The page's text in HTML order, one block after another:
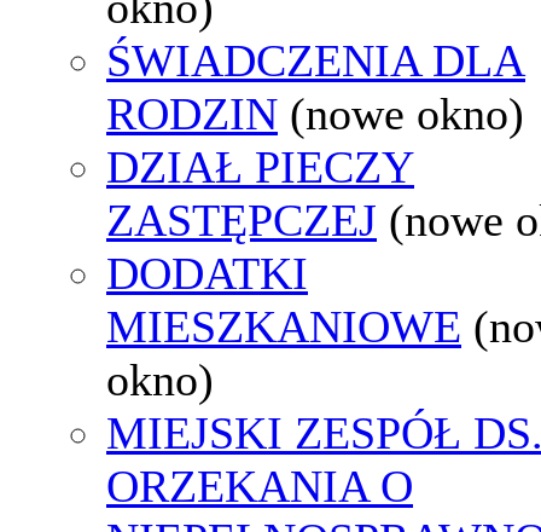
ŚWIADCZENIA DLA
RODZIN (nowe okno)
DZIAŁ PIECZY
ZASTĘPCZEJ (nowe
DODATKI
MIESZKANIOWE
okno)
MIEJSKI ZESPÓŁ
ORZEKANIA O